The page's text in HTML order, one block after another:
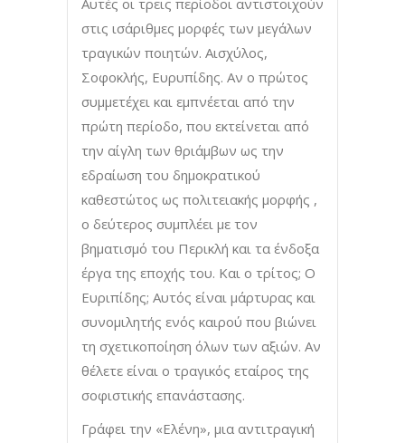
Αυτές οι τρεις περίοδοι αντιστοιχούν
στις ισάριθμες μορφές των μεγάλων
τραγικών ποιητών. Αισχύλος,
Σοφοκλής, Ευρυπίδης. Αν ο πρώτος
συμμετέχει και εμπνέεται από την
πρώτη περίοδο, που εκτείνεται από
την αίγλη των θριάμβων ως την
εδραίωση του δημοκρατικού
καθεστώτος ως πολιτειακής μορφής ,
ο δεύτερος συμπλέει με τον
βηματισμό του Περικλή και τα ένδοξα
έργα της εποχής του. Και ο τρίτος; Ο
Ευριπίδης; Αυτός είναι μάρτυρας και
συνομιλητής ενός καιρού που βιώνει
τη σχετικοποίηση όλων των αξιών. Αν
θέλετε είναι ο τραγικός εταίρος της
σοφιστικής επανάστασης.
Γράφει την «Ελένη», μια αντιτραγική